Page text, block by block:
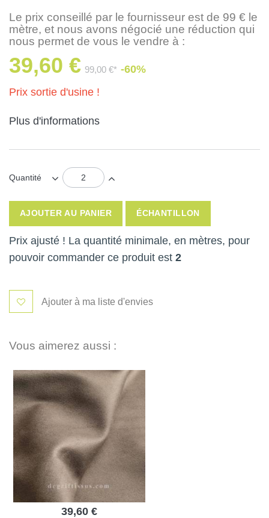
Le prix conseillé par le fournisseur est de 99 € le
mètre, et nous avons négocié une réduction qui
nous permet de vous le vendre à :
39,60 € 99,00 €* -60%
Prix sortie d'usine !
Plus d'informations
Quantité
AJOUTER AU PANIER ÉCHANTILLON
Prix ajusté ! La quantité minimale, en mètres, pour
pouvoir commander ce produit est 2
Ajouter à ma liste d'envies
Vous aimerez aussi :
39,60 €